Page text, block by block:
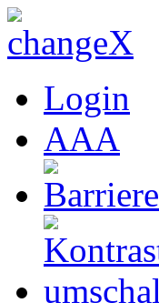
Login
AAA